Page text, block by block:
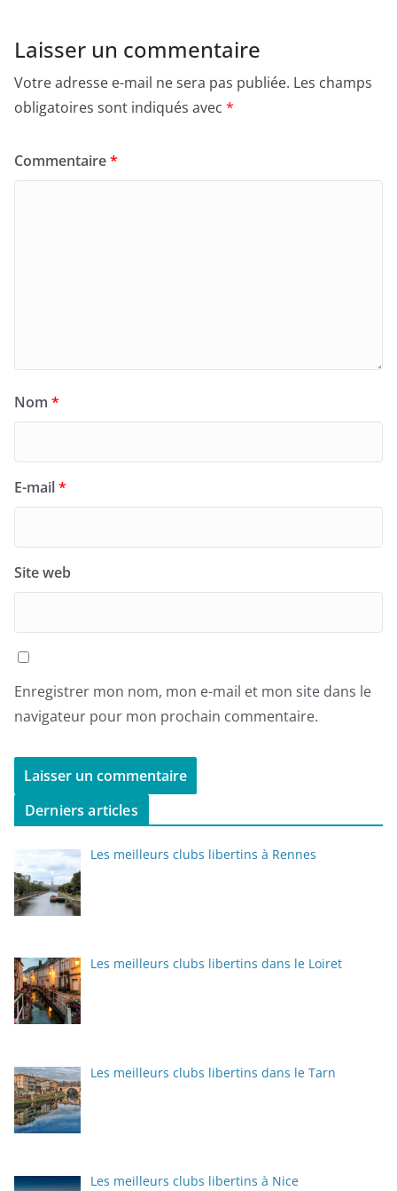
Laisser un commentaire
Votre adresse e-mail ne sera pas publiée. Les champs
obligatoires sont indiqués avec *
Commentaire*
Nom *
E-mail*
Site web
Enregistrer mon nom, mon e-mail et mon site dans le
navigateur pour mon prochain commentaire.
Derniers articles
Les meilleurs clubs libertins à Rennes
Les meilleurs clubs libertins dans le Loiret
Les meilleurs clubs libertins dans le Tarn
Les meilleurs clubs libertins à Nice